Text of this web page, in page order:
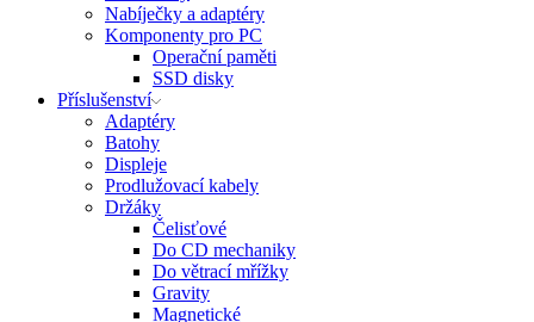
Nabíječky a adaptéry
Komponenty pro PC
Operační paměti
SSD disky
Příslušenství
Adaptéry
Batohy
Displeje
Prodlužovací kabely
Držáky
Čelisťové
Do CD mechaniky
Do větrací mřížky
Gravity
Magnetické